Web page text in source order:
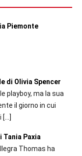
Piemonte
di Olivia Spencer
playboy, ma la sua
il giorno in cui
[…]
Tania Paxia
Thomas ha